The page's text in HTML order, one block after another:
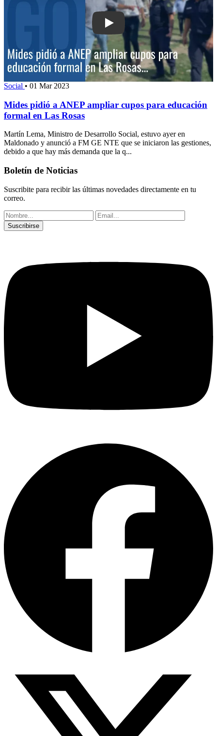
Play: Mides pidió a ANEP ampliar
Social • 01 Mar 2023
Mides pidió a ANEP ampliar cupos para educación
formal en Las Rosas
Martín Lema, Ministro de Desarrollo Social, estuvo ayer en
Maldonado y anunció a FM GE NTE que se iniciaron las gestiones,
debido a que hay más demanda que la q...
Boletín de Noticias
Suscribite para recibir las últimas novedades directamente en tu
correo.
Suscribirse